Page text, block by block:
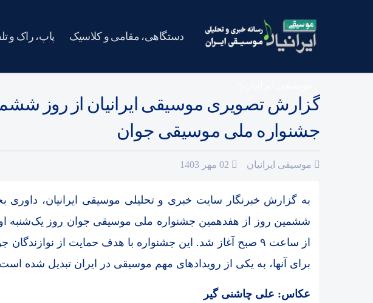
دستگاهی، مقامی و کلاسیک پاپ، راک و
گزارش تصویری موسیقی ایرانیان از روز
جشنواره ملی موسیقی جوان
موسیقی ایرانیان
به گزارش خبرنگار سایت خبری و تحلیلی موسیقی ایرانیان، داوری
از ساعت ۹ صبح آغاز شد. این جشنواره با هدف حمایت از
برای آنها، به یکی از رویدادهای مهم موسیقی در ایران تبدیل شده
عکاس: علی چاشنی گیر